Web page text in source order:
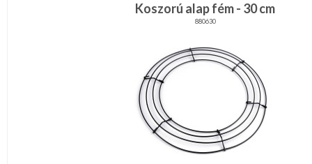
Koszorú alap fém - 30 cm
880630